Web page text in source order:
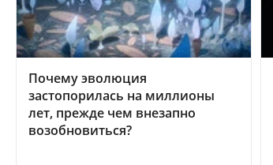
Почему эволюция
застопорилась на миллионы
лет, прежде чем внезапно
возобновиться?